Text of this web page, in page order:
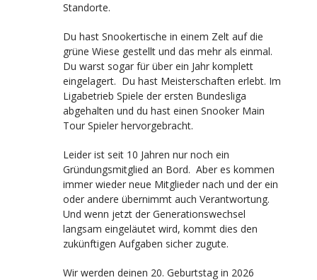
Standorte.
Du hast Snookertische in einem Zelt auf die
grüne Wiese gestellt und das mehr als einmal.
Du warst sogar für über ein Jahr komplett
eingelagert. Du hast Meisterschaften erlebt. Im
Ligabetrieb Spiele der ersten Bundesliga
abgehalten und du hast einen Snooker Main
Tour Spieler hervorgebracht.
Leider ist seit 10 Jahren nur noch ein
Gründungsmitglied an Bord. Aber es kommen
immer wieder neue Mitglieder nach und der ein
oder andere übernimmt auch Verantwortung.
Und wenn jetzt der Generationswechsel
langsam eingeläutet wird, kommt dies den
zukünftigen Aufgaben sicher zugute.
Wir werden deinen 20. Geburtstag in 2026